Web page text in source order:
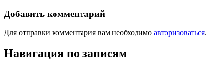
Добавить комментарий
Для отправки комментария вам необходимо авторизоваться.
Навигация по записям